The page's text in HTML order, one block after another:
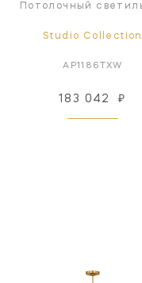
Потолочный
Studio Collection
AP1186TXW
183 042 ₽